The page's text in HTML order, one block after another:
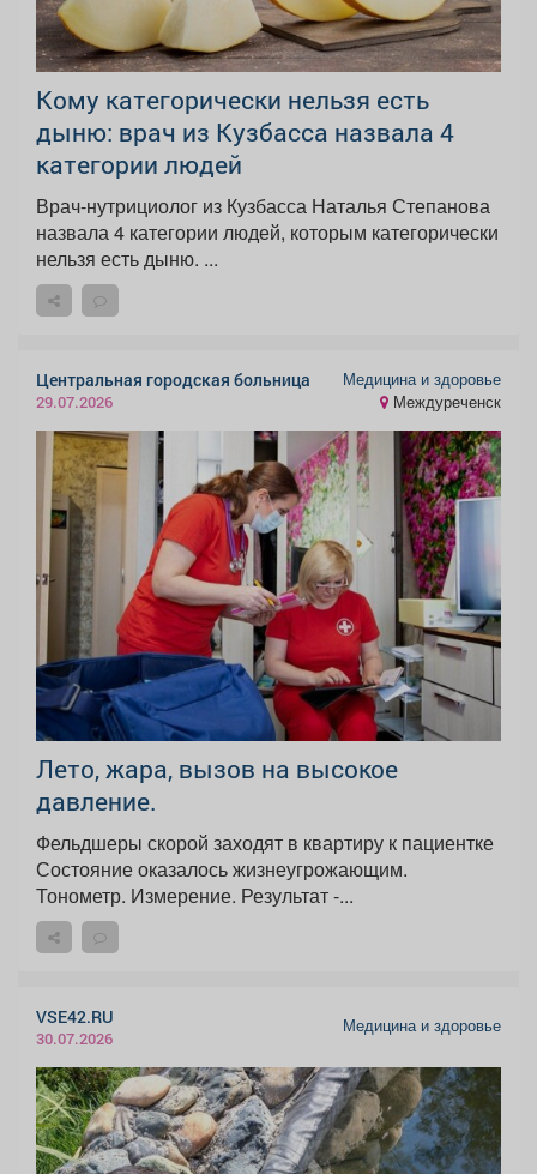
Кому категорически нельзя есть
дыню: врач из Кузбасса назвала 4
категории людей
Врач-нутрициолог из Кузбасса Наталья Степанова
назвала 4 категории людей, которым категорически
нельзя есть дыню. ...
Центральная городская больница
29.07.2026
Медицина и здоровье
Междуреченск
Лето, жара, вызов на высокое
давление.
Фельдшеры скорой заходят в квартиру к пациентке
Состояние оказалось жизнеугрожающим.
Тонометр. Измерение. Результат -...
VSE42.RU
30.07.2026
Медицина и здоровье